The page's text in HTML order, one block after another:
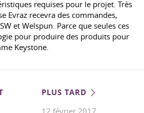
requises pour le projet. Très
Evraz recevra des commandes,
et Welspun. Parce que seules ces
pour produire des produits pour
Keystone.
PLUS TARD
12 février 2017